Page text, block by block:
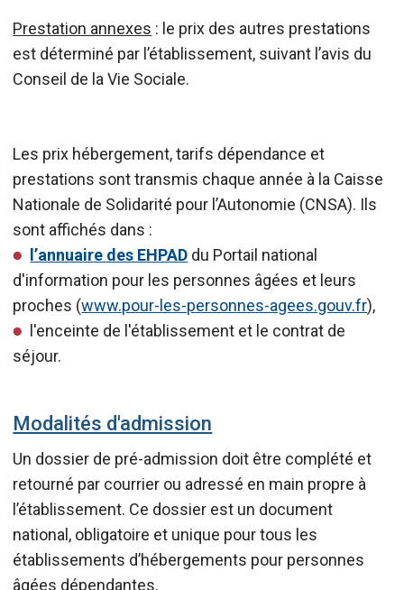
Prestation annexes : le prix des autres prestations
est déterminé par l’établissement, suivant l’avis du
Conseil de la Vie Sociale.
Les prix hébergement, tarifs dépendance et
prestations sont transmis chaque année à la Caisse
Nationale de Solidarité pour l’Autonomie (CNSA). Ils
sont affichés dans :
l’annuaire des EHPAD du Portail national
d'information pour les personnes âgées et leurs
proches (www.pour-les-personnes-agees.gouv.fr),
l'enceinte de l'établissement et le contrat de
séjour.
Modalités d'admission
Un dossier de pré-admission doit être complété et
retourné par courrier ou adressé en main propre à
l’établissement. Ce dossier est un document
national, obligatoire et unique pour tous les
établissements d’hébergements pour personnes
âgées dépendantes.